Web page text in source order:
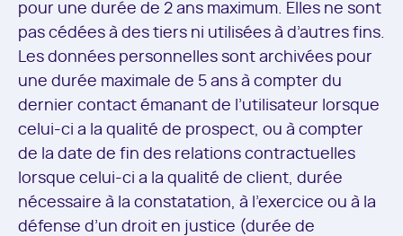
pour une durée de 2 ans maximum. Elles ne sont
pas cédées à des tiers ni utilisées à d’autres fins.
Les données personnelles sont archivées pour
une durée maximale de 5 ans à compter du
dernier contact émanant de l’utilisateur lorsque
celui-ci a la qualité de prospect, ou à compter
de la date de fin des relations contractuelles
lorsque celui-ci a la qualité de client, durée
nécessaire à la constatation, à l’exercice ou à la
défense d’un droit en justice (durée de